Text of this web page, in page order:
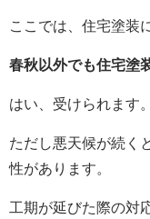
ここでは、住宅塗装
春秋以外でも住宅塗
はい、受けられます。
ただし悪天候が続く
性があります。
工期が延びた際の対